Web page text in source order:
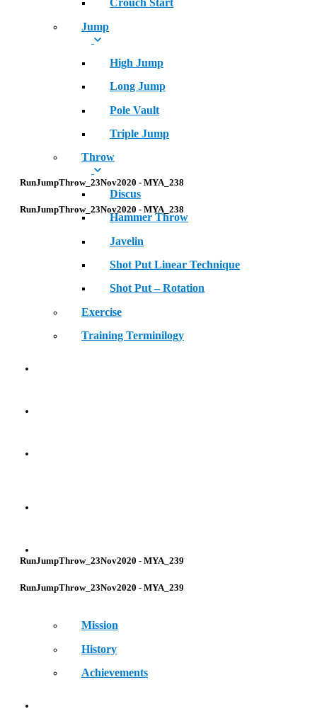
Crouch Start
Jump
High Jump
Long Jump
Pole Vault
Triple Jump
Throw
Discus
Hammer Throw
Javelin
Shot Put Linear Technique
Shot Put – Rotation
Exercise
Training Terminilogy
Mission
History
Achievements
RunJumpThrow_23Nov2020 - MYA_238
RunJumpThrow_23Nov2020 - MYA_238
RunJumpThrow_23Nov2020 - MYA_239
RunJumpThrow_23Nov2020 - MYA_239